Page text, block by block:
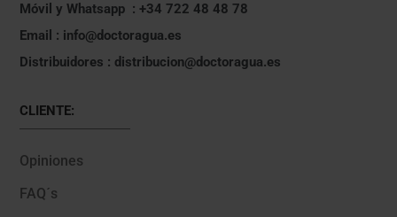
Móvil y Whatsapp : +34 722 48 48 78
Email : info@doctoragua.es
Distribuidores : distribucion@doctoragua.es
CLIENTE:
Opiniones
FAQ´s